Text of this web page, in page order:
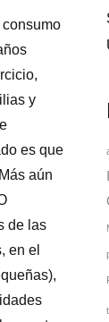
y
es que
aún
de las
en el